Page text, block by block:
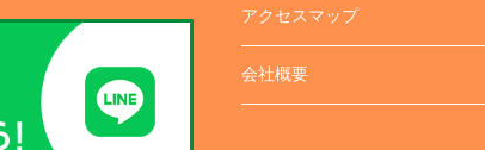
アクセスマップ
会社概要